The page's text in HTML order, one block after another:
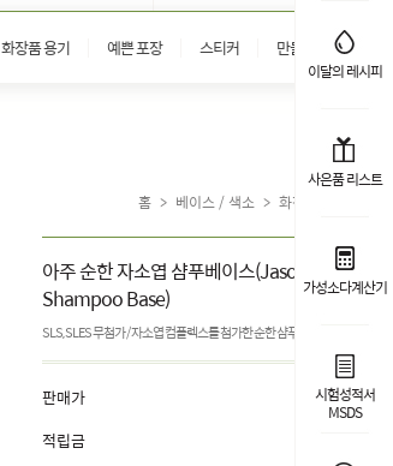
이달의 레시피
사은품 리스트
가성소다계산기
시험성적서
MSDS
화장품 용기 예쁜 포장 스티커 만들기 키트
홈 > 베이스 / 색소 > 화장품 베이스
아주 순한 자소엽 샴푸베이스(Jasoyeop
Shampoo Base)
SLS, SLES 무첨가 / 자소엽 컴플렉스를 첨가한 순한 샴푸베이스
판매가
9,600원
적립금